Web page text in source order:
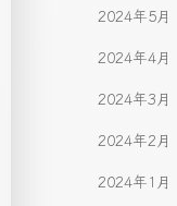
2024年5月
2024年4月
2024年3月
2024年2月
2024年1月